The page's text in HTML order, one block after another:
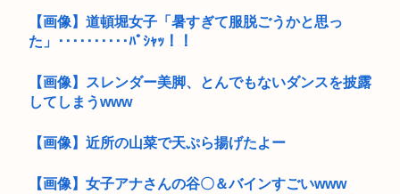
【画像】道頓堀女子「暑すぎて服脱ごうかと思っ
た」･･････････ﾊﾟｼｬｯ！！
【画像】スレンダー美脚、とんでもないダンスを披露
してしまうwww
【画像】近所の山菜で天ぷら揚げたよー
【画像】女子アナさんの谷〇＆バインすごいwww